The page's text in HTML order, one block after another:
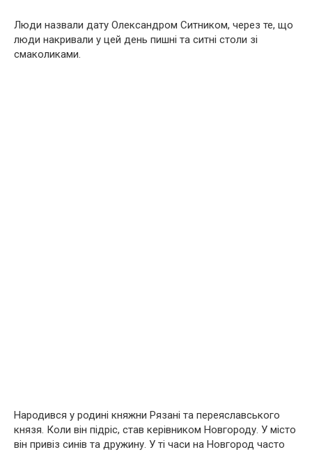
Люди назвали дату Олександром Ситником, через те, що
люди накривали у цей день пишні та ситні столи зі
смаколиками.
Народився у родині княжни Рязані та переяславського
князя. Коли він підріс, став керівником Новгороду. У місто
він привіз синів та дружину. У ті часи на Новгород часто